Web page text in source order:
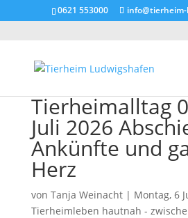
0621 553000
Tierheimalltag
Juli 2026
Ankünfte und
Herz
von Tanja Weinacht| Montag, 6
Tierheimleben hautnah -